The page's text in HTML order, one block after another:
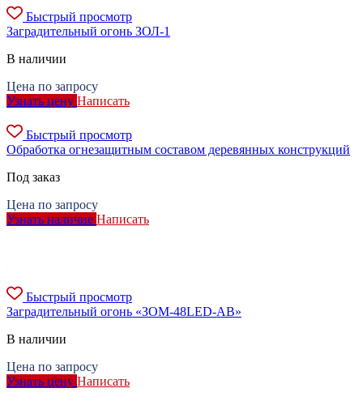
Быстрый просмотр
Заградительный огонь ЗОЛ-1
В наличии
Цена по запросу
Узнать цену Написать
Быстрый просмотр
Обработка огнезащитным составом деревянных конструкций
Под заказ
Цена по запросу
Узнать наличие Написать
Быстрый просмотр
Заградительный огонь «ЗОМ-48LED-АВ»
В наличии
Цена по запросу
Узнать цену Написать